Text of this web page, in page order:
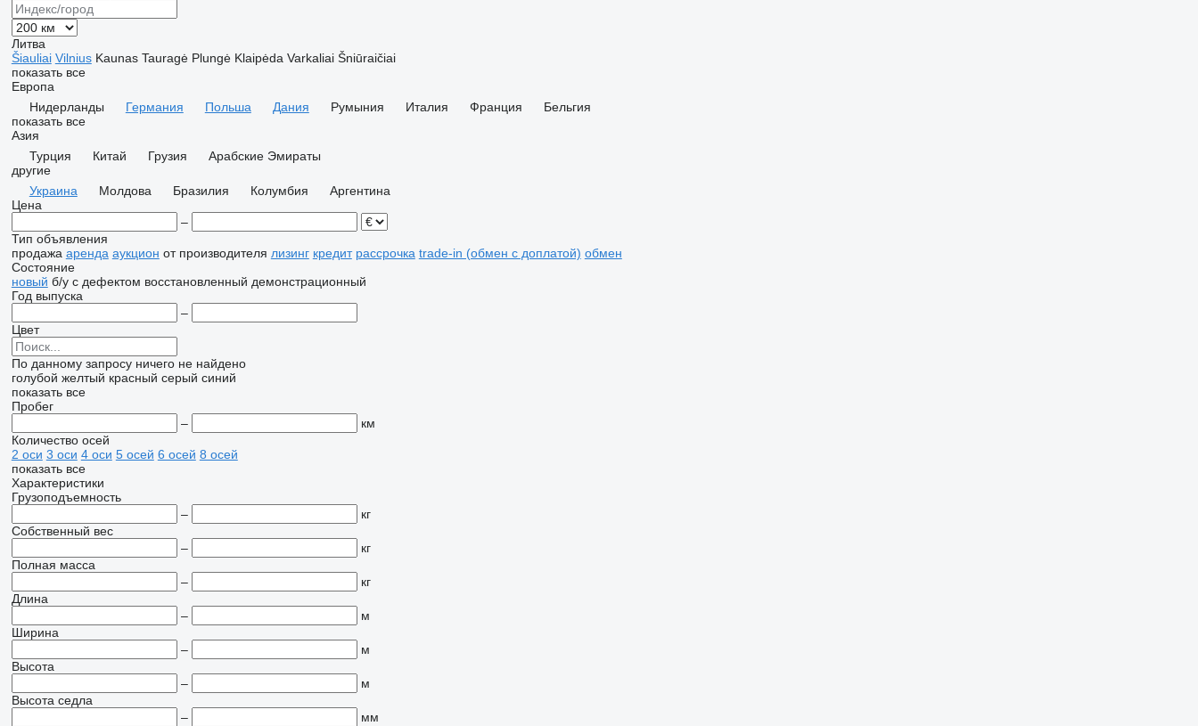
Литва
Šiauliai Vilnius Kaunas Tauragė Plungė Klaipėda Varkaliai Šniūraičiai
показать все
Европа
Нидерланды
Германия Польша Дания Румыния Италия Франция
Бельгия
показать все
Азия
Турция
Китай Грузия
Арабские Эмираты
другие
Украина
Молдова Бразилия Колумбия
Аргентина
Цена
–
Тип объявления
продажа аренда аукцион от производителя лизинг кредит рассрочка trade-in (обмен с доплатой) обмен
Состояние
новый б/у с дефектом восстановленный демонстрационный
Год выпуска
–
Цвет
По данному запросу ничего не найдено
голубой желтый красный серый синий
показать все
Пробег
–
км
Количество осей
2 оси 3 оси 4 оси 5 осей 6 осей 8 осей
показать все
Характеристики
Грузоподъемность
–
кг
Собственный вес
–
кг
Полная масса
–
кг
Длина
–
м
Ширина
–
м
Высота
–
м
Высота седла
–
мм